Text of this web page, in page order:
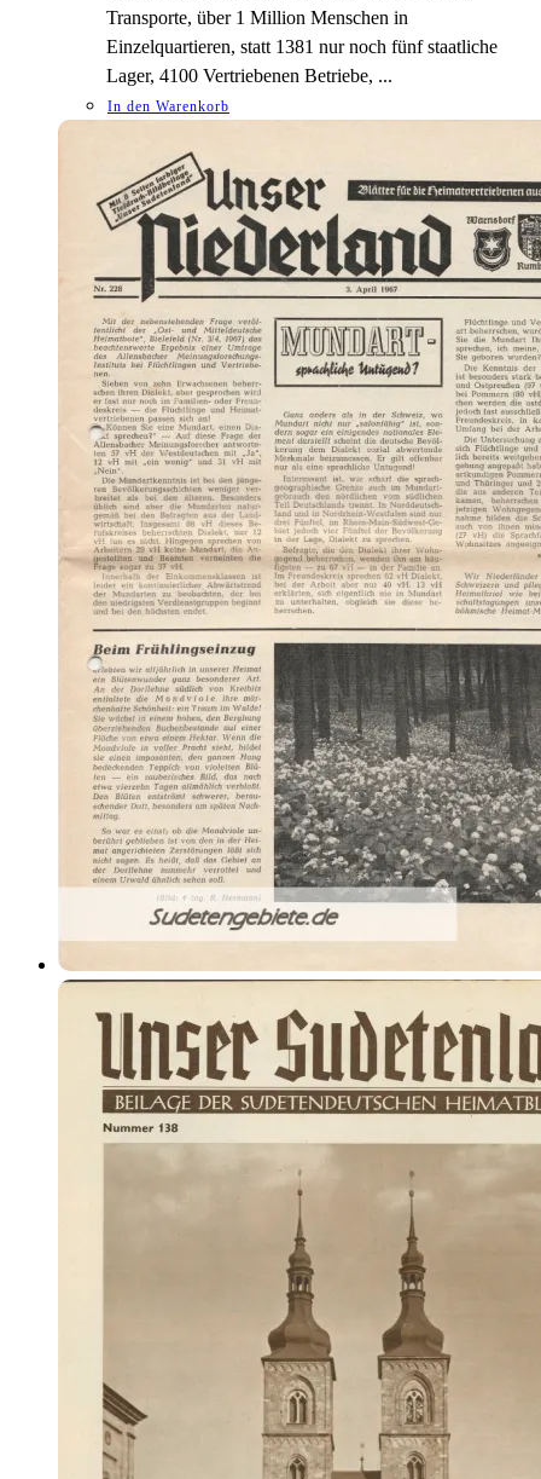
Transporte, über 1 Million Menschen in
Einzelquartieren, statt 1381 nur noch fünf staatliche
Lager, 4100 Vertriebenen Betriebe, ...
In den Warenkorb